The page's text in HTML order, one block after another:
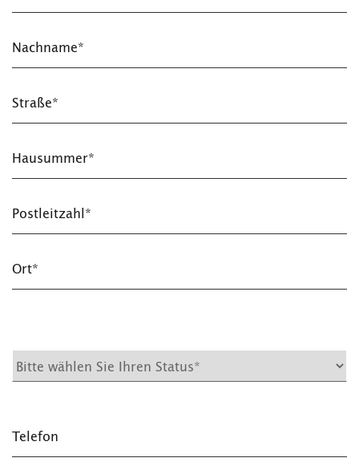
Nachname*
Straße*
Hausummer*
Postleitzahl*
Ort*
Telefon